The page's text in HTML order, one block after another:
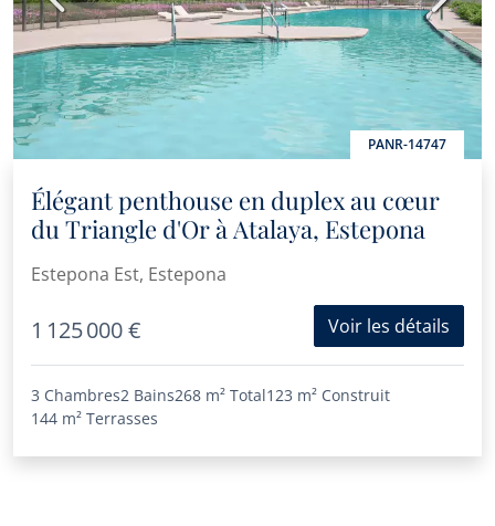
PANR-14747
Élégant penthouse en duplex au cœur
du Triangle d'Or à Atalaya, Estepona
Estepona Est, Estepona
1 125 000 € Voir les détails
3 Chambres2 Bains268 m² Total123 m² Construit
144 m² Terrasses